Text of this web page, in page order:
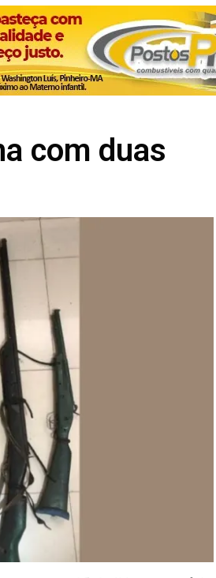
com duas